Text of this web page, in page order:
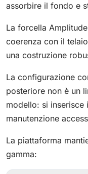
assorbire il fondo e
La forcella
coerenza con il
una costruzione
La configurazione
posteriore non è un
modello: si inserisce
manutenzione
La piattaforma
gamma: